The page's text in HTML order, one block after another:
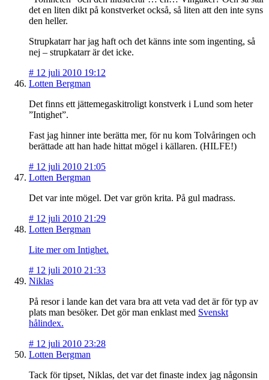
det en liten dikt på konstverket också, så liten att den inte syns
den heller.
Strupkatarr har jag haft och det känns inte som ingenting, så
nej – strupkatarr är det icke.
# 12 juli 2010 19:12
Lotten Bergman
Det finns ett jättemegaskitroligt konstverk i Lund som heter
”Intighet”.
Fast jag hinner inte berätta mer, för nu kom Tolvåringen och
berättade att han hade hittat mögel i källaren. (HILFE!)
# 12 juli 2010 21:05
Lotten Bergman
Det var inte mögel. Det var grön krita. På gul madrass.
# 12 juli 2010 21:29
Lotten Bergman
Lite mer om Intighet.
# 12 juli 2010 21:33
Niklas
På resor i lande kan det vara bra att veta vad det är för typ av
plats man besöker. Det gör man enklast med Svenskt
hålindex.
# 12 juli 2010 23:28
Lotten Bergman
Tack för tipset, Niklas, det var det finaste index jag någonsin